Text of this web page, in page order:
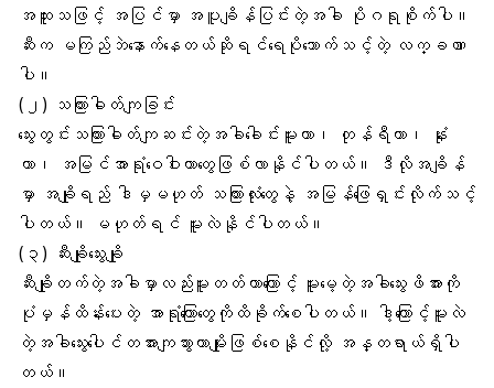
အထူးသဖြင့် အပြင်မှာ အပူချိန်ပြင်းတဲ့အခါ ပိုဂရုစိုက်ပါ။
ဆီးက မကြည်ဘဲနောက်နေတယ်ဆိုရင်ရေပိုသောက်သင့်တဲ့ လက္ခဏာ
ပါ။
(၂) သကြားဓါတ်ကျခြင်း
သွေးတွင်းသကြားဓါတ်ကျဆင်းတဲ့အခါခေါင်းမူးတာ၊ တုန်ရီတာ၊ နုံး
တာ၊ အမြင်အာရုံဝေဝါးတာတွေဖြစ်လာနိုင်ပါတယ်။ ဒီလိုအချိန်
မှာ အချိုရည် ဒါမှမဟုတ် သကြားလုံးတွေနဲ့ အမြန်ဖြေရှင်းလိုက်သင့်
ပါတယ်။ မဟုတ်ရင် မူးလဲနိုင်ပါတယ်။
(၃) ဆီးချိုသွေးချို
ဆီးချိုတက်တဲ့အခါမှာလည်းမူးတတ်တာကြောင့် မူးမေ့တဲ့အခါသွေးဖိအားကို
ပုံမှန်ထိန်းပေးတဲ့ အာရုံကြောတွေကိုထိခိုက်စေပါတယ်။ ဒါ့ကြောင့်မူးလဲ
တဲ့အခါသွေးပေါင်တအားကျသွားတာမျိုးဖြစ်စေနိုင်လို့ အန္တရာယ်ရှိပါ
တယ်။